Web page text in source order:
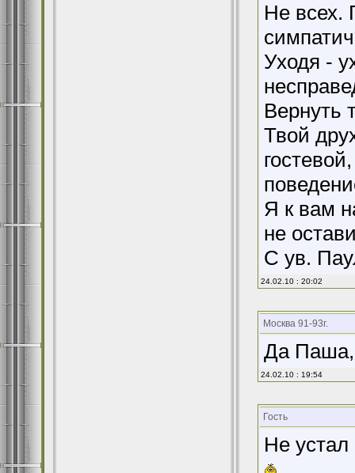
Не всех.
Уходя -
Вернуть
Твой
Я к вам
не
С ув.
24.02.10 : 20:02
Москва 91-93г.
Да Паша,
24.02.10 : 19:54
Гость
Не устал